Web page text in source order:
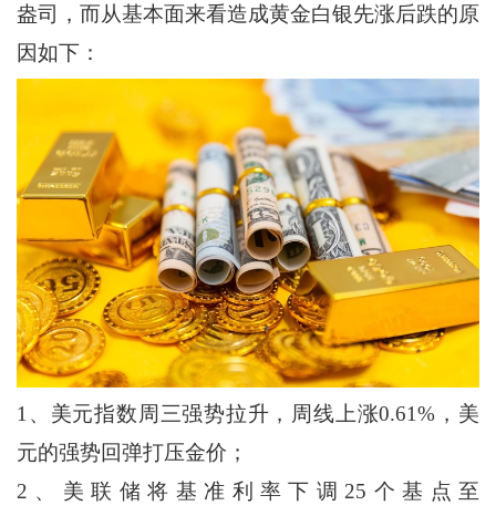
盎司，而从基本面来看造成黄金白银先涨后跌的原
因如下：
1、美元指数周三强势拉升，周线上涨0.61%，美
元的强势回弹打压金价；
2、美联储将基准利率下调25个基点至